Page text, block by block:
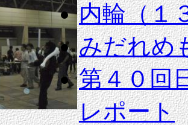
内輪（１
みだれめ
第４０
レポート